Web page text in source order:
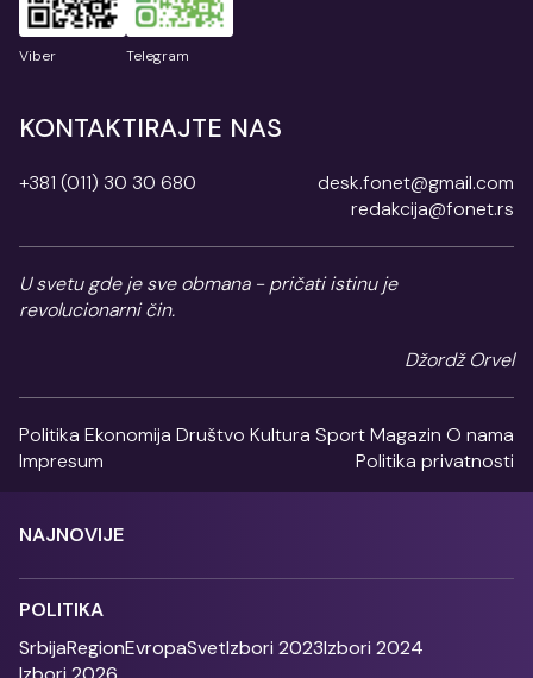
Viber Telegram
KONTAKTIRAJTE NAS
+381 (011) 30 30 680
desk.fonet@gmail.com
redakcija@fonet.rs
U svetu gde je sve obmana - pričati istinu je
revolucionarni čin.
Džordž Orvel
Politika Ekonomija Društvo Kultura SportMagazin O nama
Impresum
Politika privatnosti
NAJNOVIJE
POLITIKA
SrbijaRegionEvropaSvetIzbori 2023Izbori 2024